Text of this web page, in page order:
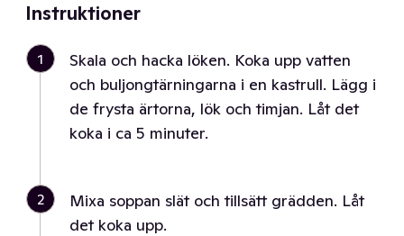
Instruktioner
1
Skala och hacka löken. Koka upp vatten
och buljongtärningarna i en kastrull. Lägg i
de frysta ärtorna, lök och timjan. Låt det
koka i ca 5 minuter.
2
Mixa soppan slät och tillsätt grädden. Låt
det koka upp.